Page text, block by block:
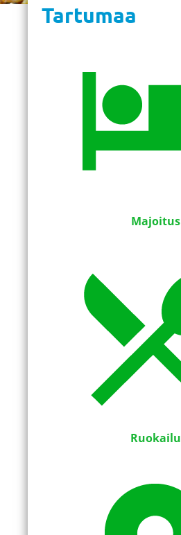
Tartumaa
Majoitus
Ruokailu